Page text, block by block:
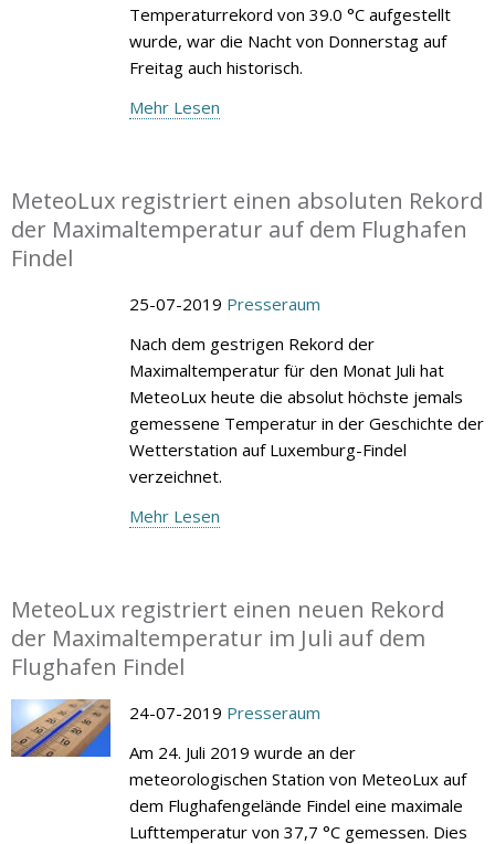
Temperaturrekord von 39.0 °C aufgestellt
wurde, war die Nacht von Donnerstag auf
Freitag auch historisch.
Mehr Lesen
MeteoLux registriert einen absoluten Rekord
der Maximaltemperatur auf dem Flughafen
Findel
25-07-2019 Presseraum
Nach dem gestrigen Rekord der
Maximaltemperatur für den Monat Juli hat
MeteoLux heute die absolut höchste jemals
gemessene Temperatur in der Geschichte der
Wetterstation auf Luxemburg-Findel
verzeichnet.
Mehr Lesen
MeteoLux registriert einen neuen Rekord
der Maximaltemperatur im Juli auf dem
Flughafen Findel
24-07-2019 Presseraum
Am 24. Juli 2019 wurde an der
meteorologischen Station von MeteoLux auf
dem Flughafengelände Findel eine maximale
Lufttemperatur von 37,7 °C gemessen. Dies